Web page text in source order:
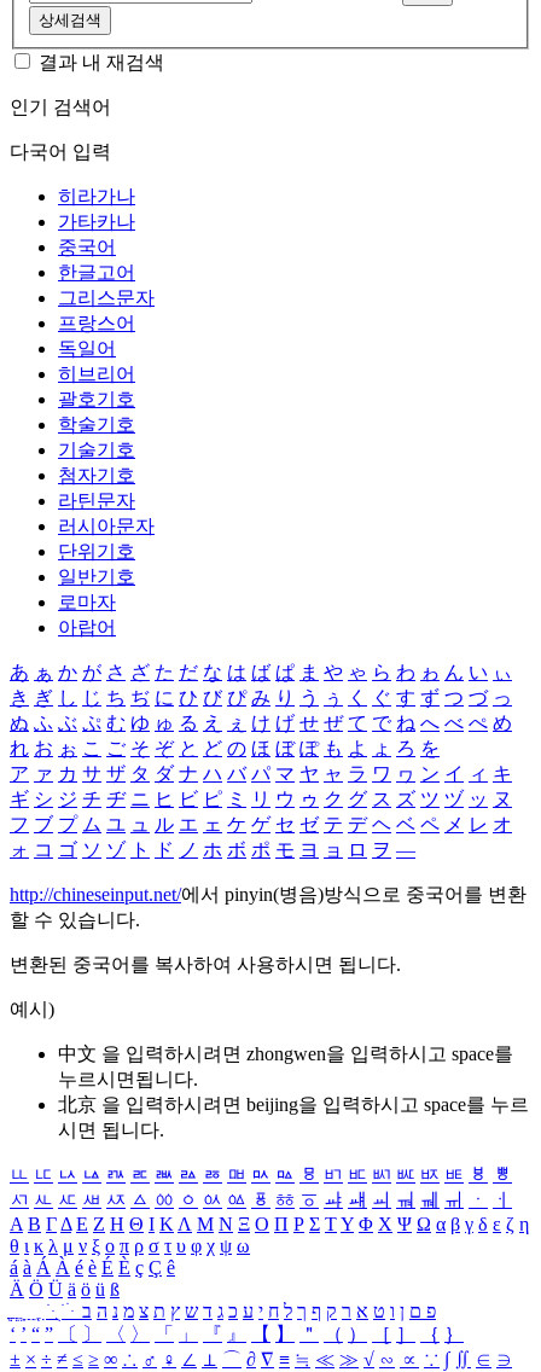
상세검색
결과 내 재검색
인기 검색어
다국어 입력
히라가나
가타카나
중국어
한글고어
그리스문자
프랑스어
독일어
히브리어
괄호기호
학술기호
기술기호
첨자기호
라틴문자
러시아문자
단위기호
일반기호
로마자
아랍어
あ ぁ か が さ ざ た だ な は ば ぱ ま や ゃ ら わ ゎ ん い ぃ
き ぎ し じ ち ぢ に ひ び ぴ み り う ぅ く ぐ す ず つ づ っ
ぬ ふ ぶ ぷ む ゆ ゅ る え ぇ け げ せ ぜ て で ね へ べ ぺ め
れ お ぉ こ ご そ ぞ と ど の ほ ぼ ぽ も よ ょ ろ を
ア ァ カ サ ザ タ ダ ナ ハ バ パ マ ヤ ャ ラ ワ ヮ ン イ ィ キ
ギ シ ジ チ ヂ ニ ヒ ビ ピ ミ リ ウ ゥ ク グ ス ズ ツ ヅ ッ ヌ
フ ブ プ ム ユ ュ ル エ ェ ケ ゲ セ ゼ テ デ ヘ ベ ペ メ レ オ
ォ コ ゴ ソ ゾ ト ド ノ ホ ボ ポ モ ヨ ョ ロ ヲ ―
http://chineseinput.net/에서 pinyin(병음)방식으로 중국어를 변환
할 수 있습니다.
변환된 중국어를 복사하여 사용하시면 됩니다.
예시)
中文 을 입력하시려면 zhongwen을 입력하시고 space를
누르시면됩니다.
北京 을 입력하시려면 beijing을 입력하시고 space를 누르
시면 됩니다.
ㅥ ㅦ ㅧ ㅨ ㅩ ㅪ ㅫ ㅬ ㅭ ㅮ ㅯ ㅰ ㅱ ㅲ ㅳ ㅴ ㅵ ㅶ ㅷ ㅸ
ㅹ
ㅺ ㅻ ㅼ ㅽ ㅾ ㅿ ㆀ ㆁ ㆂ ㆃ ㆄ ㆅ ㆆ ㆇ ㆈ ㆉ ㆊ ㆋ ㆌ ㆍ
ㆎ
Α Β ΓΔ Ε Ζ Η Θ Ι ΚΛ Μ Ν Ξ Ο Π Ρ Σ ΤΥ Φ Χ Ψ Ω α β γ δ ε ζ η
θ ι κ λ μ ν ξ ο π ρ σ τ υ φ χ ψ ω
á à Á À é è É È ç Ç ê
Ä Ö Ü ä ö ü ß
ִֶֹ ֻּ ׁׂ פ ם ן ו ט א ר ק ף ך ל ח י ע כ ג ד ש ץ ת צ מ נ ה ב
‘ ’ “ ” 〔 〕 〈 〉 「 」 『 』 【 】 ＂ （ ） ［ ］ ｛ ｝
± × ÷ ≠ ≤ ≥ ∞ ∴ ♂ ♀ ∠ ⊥ ⌒ ∂ ∇ ≡ ≒ ≪ ≫ √ ∽ ∝ ∵ ∫ ∬ ∈ ∋